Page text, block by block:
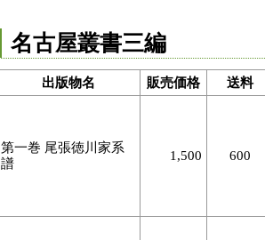
名古屋叢書三編
出版物名 販売価格 送料
第一巻 尾張徳川家系
譜
1,500 600